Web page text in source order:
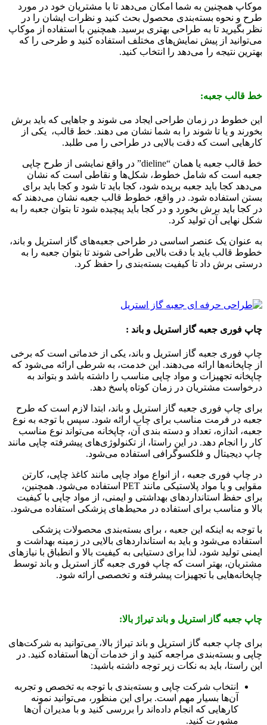
موکاپ همچنین به شما امکان می‌دهد تا با مشتریان خود در مورد
طرح و نحوه بسته‌بندی محصول بحث کنید و نظرات ایشان را در
نظر بگیرید تا به طراحی بهتری برسید. همچنین با استفاده از موکاپ
می‌توانید از پیش نمایش‌های مختلف استفاده کنید و طرحی را که
بهترین نتیجه را می‌دهد را انتخاب کنید.
خط قالب جعبه:
این خطوط در زمان طراحی ایجاد می شوند و جاهایی که باید برش
بخورند و یا تا شوند را به شما نشان می دهند. خط قالب، یکی از
کارهایی است که دقت بالایی در طراحی را می طلبد.
خط قالب جعبه یا همان “dieline” در واقع نمایشی از طرح چاپی
جعبه است که شامل خطوط، شکل‌ها و نقاطی است که نشان
می‌دهد کجا باید جعبه بریده شود، کجا باید تا شود و کجا باید برای
بستن استفاده شود. در واقع، خطوط قالب جعبه نشان می‌دهند که
در کجا باید برش بخورد و در کجا باید پیچیده شود تا بتوان جعبه را به
شکل نهایی آن تولید کرد.
به عنوان یک عنصر اساسی در طراحی جعبه‌های گاز استریل و باند،
خطوط قالب باید با دقت بالایی طراحی شوند تا بتوان جعبه را به
درستی برش داد تا کیفیت بسته‌بندی را حفظ کرد.
چاپ فوری جعبه گاز استریل و باند :
چاپ فوری جعبه گاز استریل و باند، یکی از خدماتی است که برخی
از چاپخانه‌ها ارائه می‌دهند. این خدمت، به شرطی ارائه می‌شود که
چاپخانه تجهیزات و مواد چاپی مناسب را داشته باشد و بتواند به
درخواست مشتریان در زمان کوتاه پاسخ دهد.
برای چاپ فوری جعبه گاز استریل و باند، ابتدا لازم است که طرح
جعبه در فرمت مناسب برای چاپ ارائه شود. سپس با توجه به نوع
جعبه، اندازه، تعداد و دسته بندی آن، چاپخانه می‌تواند نوع مناسب
کار را انجام دهد. در این راستا، از تکنولوژی‌های پیشرفته چاپی مانند
چاپ دیجیتال و فلکسوگرافی استفاده می‌شود.
در چاپ فوری جعبه ، از انواع مواد چاپی مانند کاغذ چاپی، کارتن
مقوایی و یا مواد پلاستیکی مانند PET استفاده می‌شود. همچنین،
برای حفظ استانداردهای بهداشتی و ایمنی، از مواد چاپی با کیفیت
بالا و مناسب برای استفاده در محیط‌های پزشکی استفاده می‌شود.
با توجه به اینکه این جعبه ، برای بسته‌بندی محصولات پزشکی
استفاده می‌شود و باید به استانداردهای بالایی در زمینه بهداشت و
ایمنی تولید شود، لذا برای دستیابی به کیفیت بالا و انطباق با نیازهای
مشتریان، بهتر است که چاپ فوری جعبه گاز استریل و باند توسط
چاپخانه‌هایی با تجهیزات پیشرفته و تخصصی ارائه شود.
چاپ جعبه گاز استریل و باند تیراژ بالا:
برای چاپ جعبه گاز استریل و باند تیراژ بالا، می‌توانید به شرکت‌های
چاپی و بسته‌بندی مراجعه کنید و از خدمات آن‌ها استفاده کنید. در
این راستا، باید به نکات زیر توجه داشته باشید:
انتخاب شرکت چاپی و بسته‌بندی با توجه به تخصص و تجربه
آن‌ها بسیار مهم است. برای این منظور، می‌توانید نمونه
کارهایی که انجام داده‌اند را بررسی کنید و با مدیران آن‌ها
مشورت کنید.